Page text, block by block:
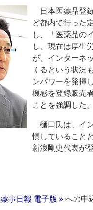
日本医薬品登
ど都内で行った
し、「医薬品の
し、現在は厚生
が、インターネ
くるという状況
ンパワーを発揮
機感を登録販売
ことを強調した。
樋口氏は、イ
惧していること
新浪剛史代表が
薬事日報 電子版 » への申